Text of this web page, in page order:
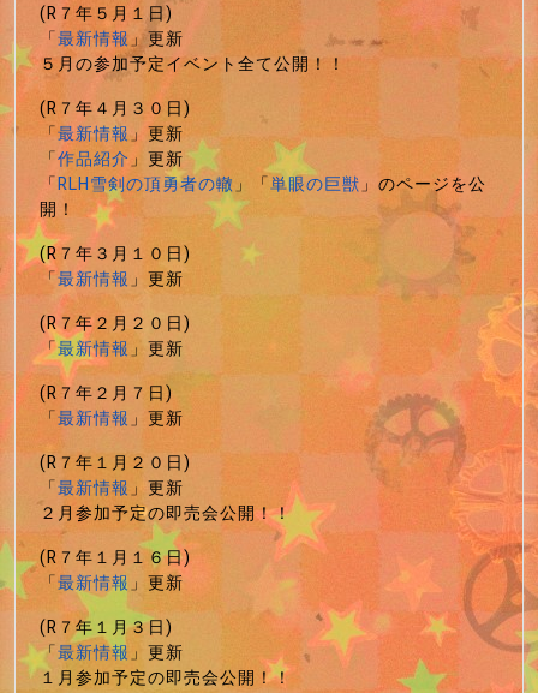
(R７年５月１日)
「最新情報」更新
５月の参加予定イベント全て公開！！
(R７年４月３０日)
「最新情報」更新
「作品紹介」更新
「RLH雪剣の頂勇者の轍」「単眼の巨獣」のページを公
開！
(R７年３月１０日)
「最新情報」更新
(R７年２月２０日)
「最新情報」更新
(R７年２月７日)
「最新情報」更新
(R７年１月２０日)
「最新情報」更新
２月参加予定の即売会公開！！
(R７年１月１６日)
「最新情報」更新
(R７年１月３日)
「最新情報」更新
１月参加予定の即売会公開！！